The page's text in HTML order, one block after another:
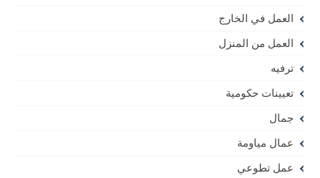
العمل في الخارج
العمل من المنزل
ترفيه
تعيينات حكومية
جمال
عمال مياومة
عمل تطوعي